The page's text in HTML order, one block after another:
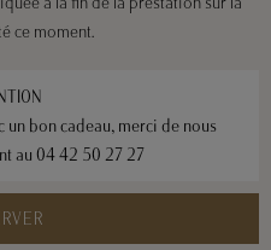
ce moment.
un bon cadeau, merci de nous
au 04 42 50 27 27